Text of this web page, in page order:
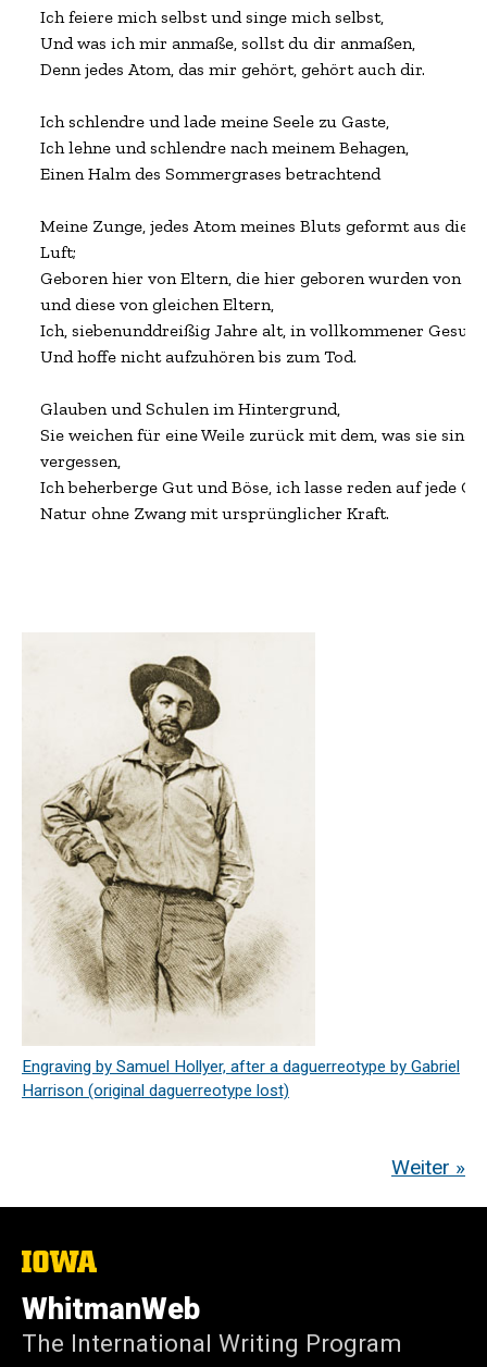
Ich feiere mich selbst und singe mich selbst,
Und was ich mir anmaße, sollst du dir anmaßen,
Denn jedes Atom, das mir gehört, gehört auch dir.
Ich schlendre und lade meine Seele zu Gaste,
Ich lehne und schlendre nach meinem Behagen,
Einen Halm des Sommergrases betrachtend
Meine Zunge, jedes Atom meines Bluts geformt aus
Luft;
Geboren hier von Eltern, die hier geboren wurden von
und diese von gleichen Eltern,
Ich, siebenunddreißig Jahre alt, in vollkommener
Und hoffe nicht aufzuhören bis zum Tod.
Glauben und Schulen im Hintergrund,
Sie weichen für eine Weile zurück mit dem, was sie sind,
vergessen,
Ich beherberge Gut und Böse, ich lasse reden auf jede
Natur ohne Zwang mit ursprünglicher Kraft.
Engraving by Samuel Hollyer, after a daguerreotype by Gabriel
Harrison (original daguerreotype lost)
Weiter »
The
of
Iowa
WhitmanWeb
The International Writing Program